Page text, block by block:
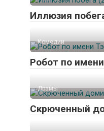
Иллюзия
Комедии
Робот по
Драмы
Скрюченный